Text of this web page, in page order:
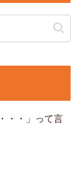
・・」って言